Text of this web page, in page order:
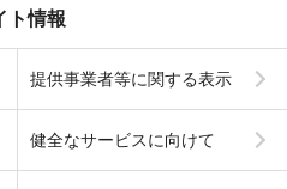
ト情報
提供事業者等に関する表示
健全なサービスに向けて